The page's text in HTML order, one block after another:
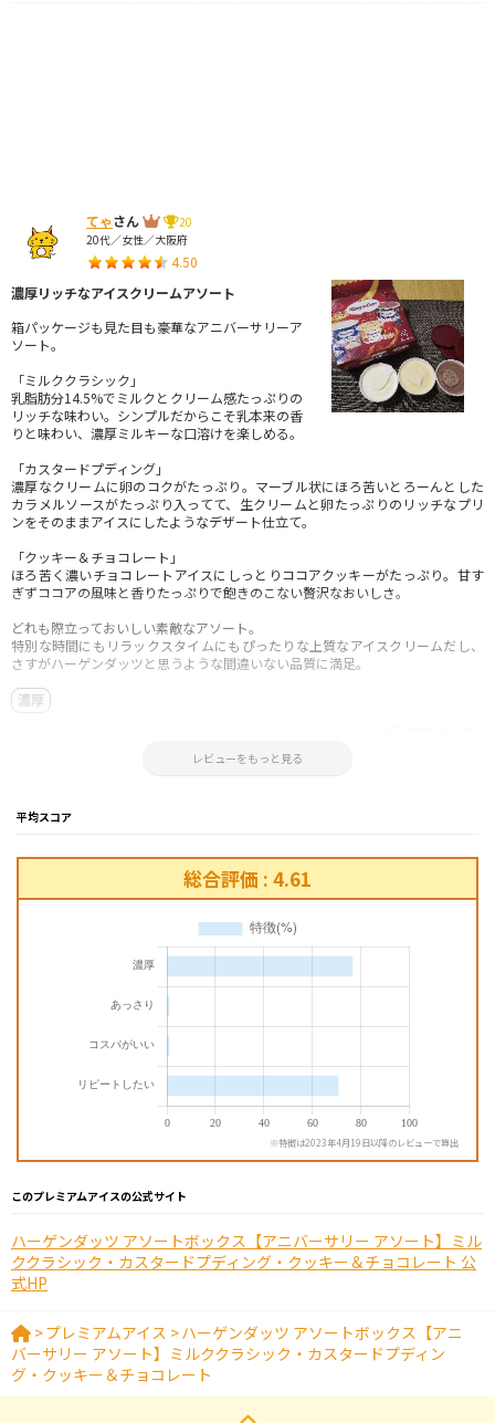
てゃさん
20
20代／女性／大阪府
4.50
濃厚リッチなアイスクリームアソート
箱パッケージも見た目も豪華なアニバーサリーア
ソート。
「ミルククラシック」
乳脂肪分14.5%でミルクとクリーム感たっぷりの
リッチな味わい。シンプルだからこそ乳本来の香
りと味わい、濃厚ミルキーな口溶けを楽しめる。
「カスタードプディング」
濃厚なクリームに卵のコクがたっぷり。マーブル状にほろ苦いとろーんとした
カラメルソースがたっぷり入ってて、生クリームと卵たっぷりのリッチなプリ
ンをそのままアイスにしたようなデザート仕立て。
「クッキー＆チョコレート」
ほろ苦く濃いチョコレートアイスにしっとりココアクッキーがたっぷり。甘す
ぎずココアの風味と香りたっぷりで飽きのこない贅沢なおいしさ。
どれも際立っておいしい素敵なアソート。
特別な時間にもリラックスタイムにもぴったりな上質なアイスクリームだし、
さすがハーゲンダッツと思うような間違いない品質に満足。
濃厚
レビューをもっと見る
平均スコア
総合評価 : 4.61
※特徴は2023年4月19日以降のレビューで算出
このプレミアムアイスの公式サイト
ハーゲンダッツ アソートボックス【アニバーサリー アソート】ミル
ククラシック・カスタードプディング・クッキー＆チョコレート 公
式HP
>プレミアムアイス >ハーゲンダッツ アソートボックス【アニ
バーサリー アソート】ミルククラシック・カスタードプディン
グ・クッキー＆チョコレート